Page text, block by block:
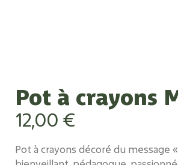
Pot à crayons
12,00 €
Pot à crayons décoré du message